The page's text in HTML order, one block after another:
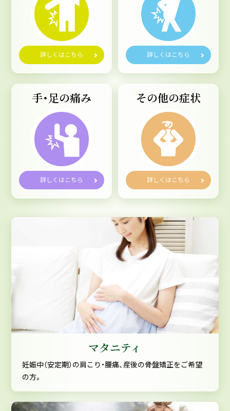
詳しくはこちら 詳しくはこちら
手・足の痛み
詳しくはこちら
その他の症状
詳しくはこちら
マタニティ
妊娠中（安定期）の肩こり・腰痛、産後の骨盤矯正をご希望
の方。